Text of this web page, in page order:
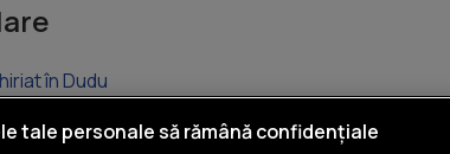
în Dudu
în Popești-Leordeni
tale personale să rămână confidențiale